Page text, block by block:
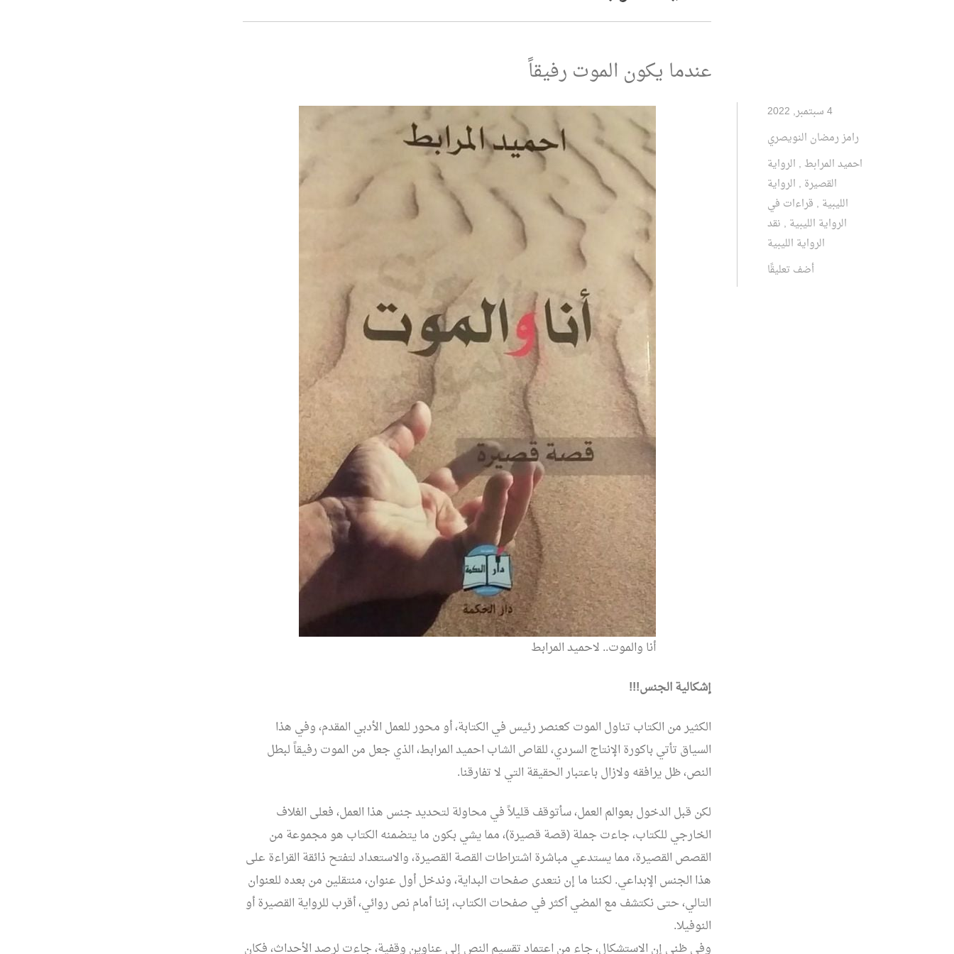
عندما يكون الموت رفيقاً
4 سبتمبر, 2022
رامز رمضان النويصري
احميد المرابط , الرواية
القصيرة , الرواية
الليبية , قراءات في
الرواية الليبية , نقد
الرواية الليبية
أضف تعليقًا
أنا والموت.. لاحميد المرابط
إشكالية الجنس!!!
الكثير من الكتاب تناول الموت كعنصر رئيس في الكتابة، أو محور للعمل الأدبي المقدم، وفي هذا
السياق تأتي باكورة الإنتاج السردي، للقاص الشاب احميد المرابط، الذي جعل من الموت رفيقاً لبطل
النص، ظل يرافقه ولازال باعتبار الحقيقة التي لا تفارقنا.
لكن قبل الدخول بعوالم العمل، سأتوقف قليلاً في محاولة لتحديد جنس هذا العمل، فعلى الغلاف
الخارجي للكتاب، جاءت جملة (قصة قصيرة)، مما يشي بكون ما يتضمنه الكتاب هو مجموعة من
القصص القصيرة، مما يستدعي مباشرة اشتراطات القصة القصيرة، والاستعداد لتفتح ذائقة القراءة على
هذا الجنس الإبداعي. لكننا ما إن نتعدى صفحات البداية، وندخل أول عنوان، منتقلين من بعده للعنوان
التالي، حتى نكتشف مع المضي أكثر في صفحات الكتاب، إننا أمام نص روائي، أقرب للرواية القصيرة أو
النوفيلا.
وفي ظني إن الاستشكال، جاء من اعتماد تقسيم النص إلى عناوين وقفية، جاءت لرصد الأحداث، فكان